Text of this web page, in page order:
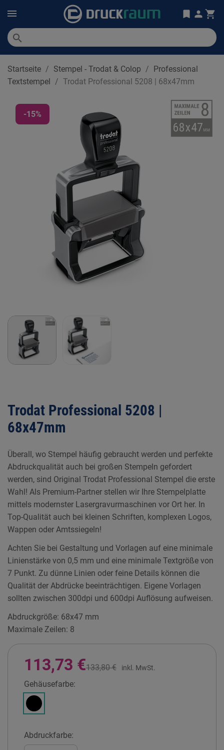
search
Startseite Stempel - Trodat & Colop
Professional
Textstempel
Trodat Professional 5208 | 68x47mm
-15%
Trodat Professional 5208 |
68x47mm
Überall, wo Stempel häufig gebraucht werden und perfekte
Abdruckqualität auch bei großen Stempeln gefordert
werden, sind Original Trodat Professional Stempel die erste
Wahl! Als Premium-Partner stellen wir Ihre Stempelplatte
mittels modernster Lasergravurmaschinen vor Ort her. In
Top-Qualität auch bei kleinen Schriften, komplexen Logos,
Wappen oder Amtssiegeln!
Achten Sie bei Gestaltung und Vorlagen auf eine minimale
Linienstärke von 0,5 mm und eine minimale Textgröße von
7 Punkt. Zu dünne Linien oder feine Details können die
Qualität der Abdrücke beeinträchtigen. Eigene Vorlagen
sollten zwischen 300dpi und 600dpi Auflösung aufweisen.
Abdruckgröße: 68x47 mm
Maximale Zeilen: 8
113,73 €133,80 € inkl. MwSt.
Gehäusefarbe:
Schwarz
Abdruckfarbe: